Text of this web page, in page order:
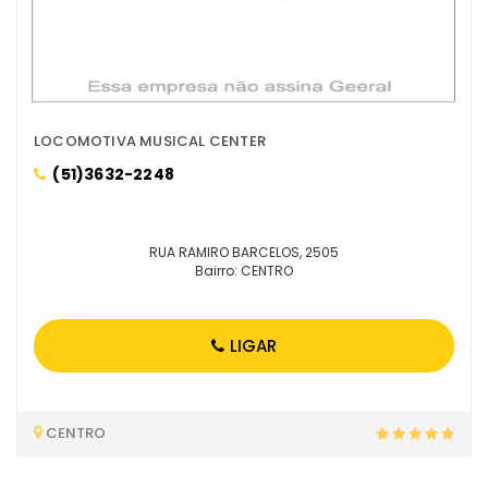
LOCOMOTIVA MUSICAL CENTER
(51)3632-2248
RUA RAMIRO BARCELOS, 2505
Bairro: CENTRO
LIGAR
CENTRO